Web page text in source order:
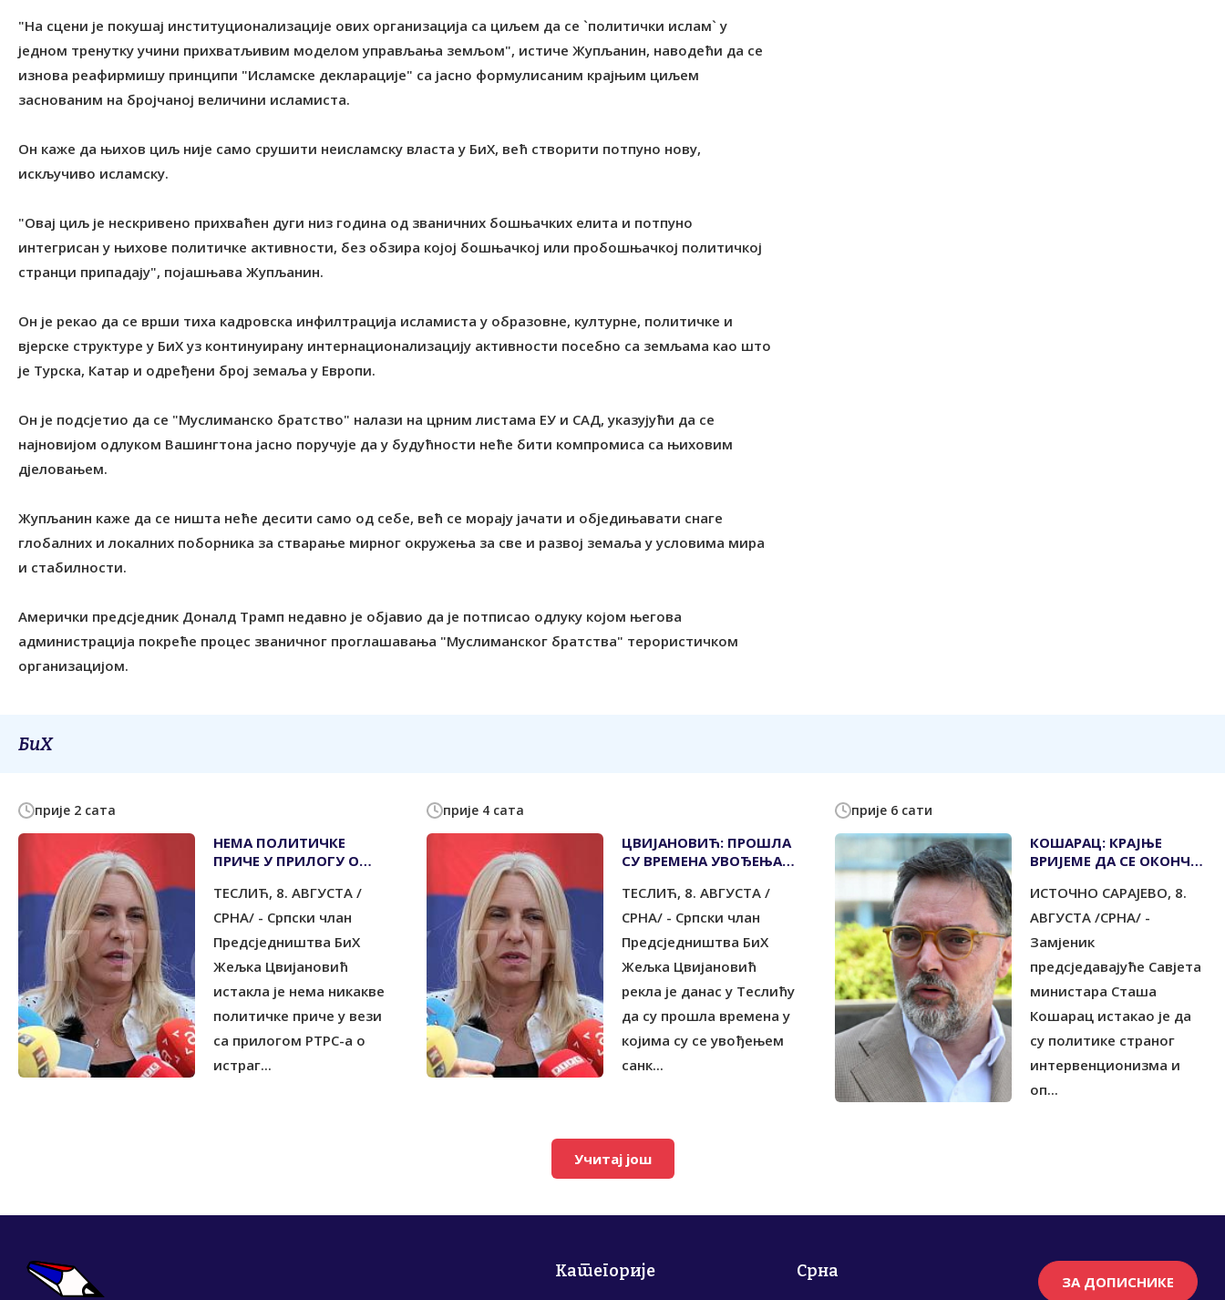
"На сцени је покушај институционализације ових организација са циљем да се `политички ислам` у
једном тренутку учини прихватљивим моделом управљања земљом", истиче Жупљанин, наводећи да се
изнова реафирмишу принципи "Исламске декларације" са јасно формулисаним крајњим циљем
заснованим на бројчаној величини исламиста.
Он каже да њихов циљ није само срушити неисламску власта у БиХ, већ створити потпуно нову,
искључиво исламску.
"Овај циљ је нескривено прихваћен дуги низ година од званичних бошњачких елита и потпуно
интегрисан у њихове политичке активности, без обзира којој бошњачкој или пробошњачкој политичкој
странци припадају", појашњава Жупљанин.
Он је рекао да се врши тиха кадровска инфилтрација исламиста у образовне, културне, политичке и
вјерске структуре у БиХ уз континуирану интернационализацију активности посебно са земљама као што
је Турска, Катар и одређени број земаља у Европи.
Он је подсјетио да се "Муслиманско братство" налази на црним листама ЕУ и САД, указујући да се
најновијом одлуком Вашингтона јасно поручује да у будућности неће бити компромиса са њиховим
дјеловањем.
Жупљанин каже да се ништа неће десити само од себе, већ се морају јачати и обједињавати снаге
глобалних и локалних поборника за стварање мирног окружења за све и развој земаља у условима мира
и стабилности.
Амерички предсједник Доналд Трамп недавно је објавио да је потписао одлуку којом његова
администрација покреће процес званичног проглашавања "Муслиманског братства" терористичком
организацијом.
БиХ
прије 2 сата
НЕМА ПОЛИТИЧКЕ
ПРИЧЕ У ПРИЛОГУ О
ЦЕНТРУ СРЕБРЕНИЦА
ТЕСЛИЋ, 8. АВГУСТА /
СРНА/ - Српски члан
Предсједништва БиХ
Жељка Цвијановић
истакла је нема никакве
политичке приче у вези
са прилогом РТРС-а о
истраг...
прије 4 сата
ЦВИЈАНОВИЋ: ПРОШЛА
СУ ВРЕМЕНА УВОЂЕЊА
ТЕСЛИЋ, 8. АВГУСТА /
СРНА/ - Српски члан
Предсједништва БиХ
Жељка Цвијановић
рекла је данас у Теслићу
да су прошла времена у
којима су се увођењем
санк...
прије 6 сати
КОШАРАЦ: КРАЈЊЕ
ВРИЈЕМЕ ДА СЕ ОКОНЧА
МЕЂУНАРОДНИ
ПРОТЕКТОРАТ У ЕВРОПИ
ИСТОЧНО САРАЈЕВО, 8.
АВГУСТА /СРНА/ -
Замјеник
предсједавајуће Савјета
министара Сташа
Кошарац истакао је да
су политике страног
интервенционизма и
оп...
Учитај још
Категорије Срна
ЗА ДОПИСНИКЕ